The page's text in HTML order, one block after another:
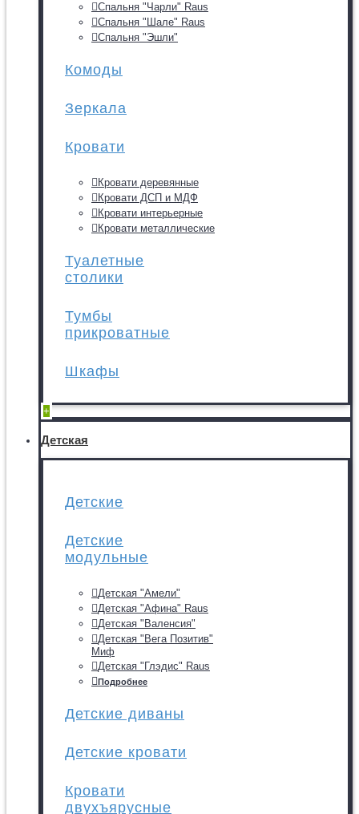
Спальня "Чарли" Raus
Спальня "Шале" Raus
Спальня "Эшли"
Комоды
Зеркала
Кровати
Кровати деревянные
Кровати ДСП и МДФ
Кровати интерьерные
Кровати металлические
Туалетные
столики
Тумбы
прикроватные
Шкафы
+
Детская
Детские
Детские
модульные
Детская "Амели"
Детская "Афина" Raus
Детская "Валенсия"
Детская "Вега Позитив"
Миф
Детская "Глэдис" Raus
Подробнее
Детские диваны
Детские кровати
Кровати
двухъярусные